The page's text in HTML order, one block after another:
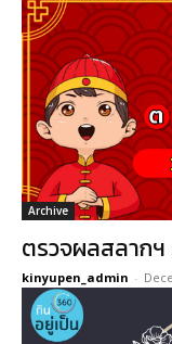
Archive
ตรวจผลสลากฯ
kinyupen_admin -